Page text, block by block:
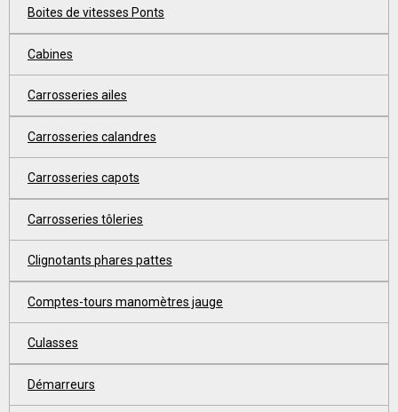
Boites de vitesses Ponts
Cabines
Carrosseries ailes
Carrosseries calandres
Carrosseries capots
Carrosseries tôleries
Clignotants phares pattes
Comptes-tours manomètres jauge
Culasses
Démarreurs